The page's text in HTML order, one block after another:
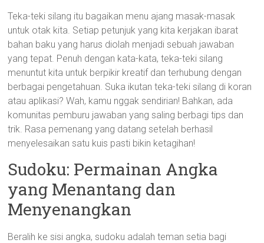
Teka-teki silang itu bagaikan menu ajang masak-masak
untuk otak kita. Setiap petunjuk yang kita kerjakan ibarat
bahan baku yang harus diolah menjadi sebuah jawaban
yang tepat. Penuh dengan kata-kata, teka-teki silang
menuntut kita untuk berpikir kreatif dan terhubung dengan
berbagai pengetahuan. Suka ikutan teka-teki silang di koran
atau aplikasi? Wah, kamu nggak sendirian! Bahkan, ada
komunitas pemburu jawaban yang saling berbagi tips dan
trik. Rasa pemenang yang datang setelah berhasil
menyelesaikan satu kuis pasti bikin ketagihan!
Sudoku: Permainan Angka
yang Menantang dan
Menyenangkan
Beralih ke sisi angka, sudoku adalah teman setia bagi